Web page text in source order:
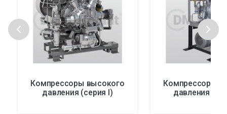
Компрессоры высокого
давления (серия I)
Компрессоры
давления